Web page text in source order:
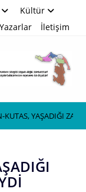
Kültür
Yazarlar İletişim
KUTAS, YAŞADIĞI